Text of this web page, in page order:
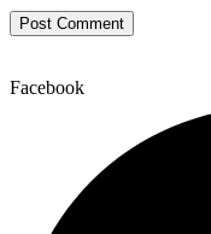
Facebook